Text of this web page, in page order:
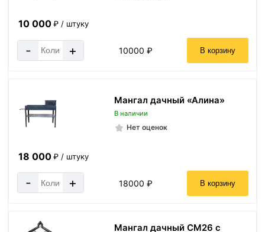
10 000₽ / штуку
- + 10000 ₽ В корзину
Мангал дачный «Алина»
В наличии
Нет оценок
18 000₽ / штуку
- + 18000 ₽ В корзину
Мангал дачный СМ26 с